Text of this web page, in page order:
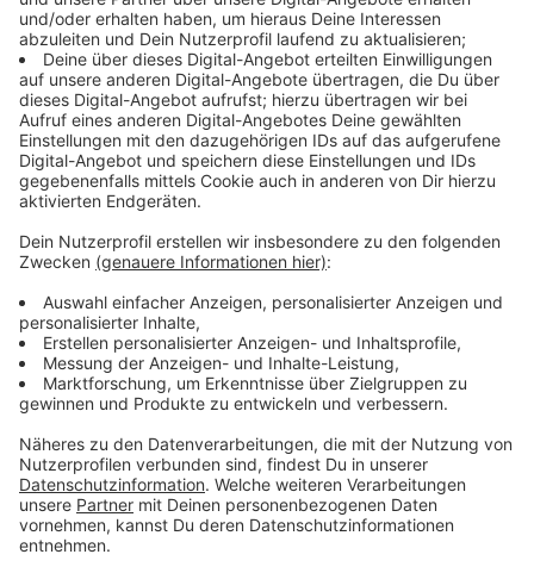
Die Bedeutung des Urteils
Anzeige
Die höchstrichterliche Entscheidung hat
weitreichende Konsequenzen für Arbeitnehmer - ihre
Position ist bei Streit um nicht genommenen Urlaub
gestärkt. "Oft ist das der Fall bei einem Jobwechsel
oder wenn ein Arbeitsverhältnis aus einem anderen
Grund aufgelöst wird", sagte der Bonner
Arbeitsrechtler Gregor Thüsing. "Bisher haben sich
einige Arbeitgeber auf die Verjährungsfrist von drei
Jahren verlassen – aber die gilt nun nicht mehr
automatisch."
Regeln für Verfall sowie Verjährung von
Urlaub